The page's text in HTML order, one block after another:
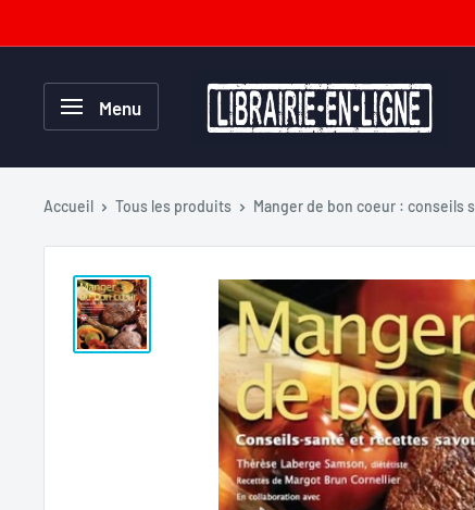
au
contenu
Menu
Librairie-
en-
Accueil Tous les produits Manger de bon coeur : conseils